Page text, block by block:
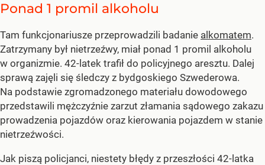
Ponad 1 promil alkoholu
Tam funkcjonariusze przeprowadzili badanie alkomatem.
Zatrzymany był nietrzeźwy, miał ponad 1 promil alkoholu
w organizmie. 42-latek trafił do policyjnego aresztu. Dalej
sprawą zajęli się śledczy z bydgoskiego Szwederowa.
Na podstawie zgromadzonego materiału dowodowego
przedstawili mężczyźnie zarzut złamania sądowego zakazu
prowadzenia pojazdów oraz kierowania pojazdem w stanie
nietrzeźwości.
Jak piszą policjanci, niestety błędy z przeszłości 42-latka